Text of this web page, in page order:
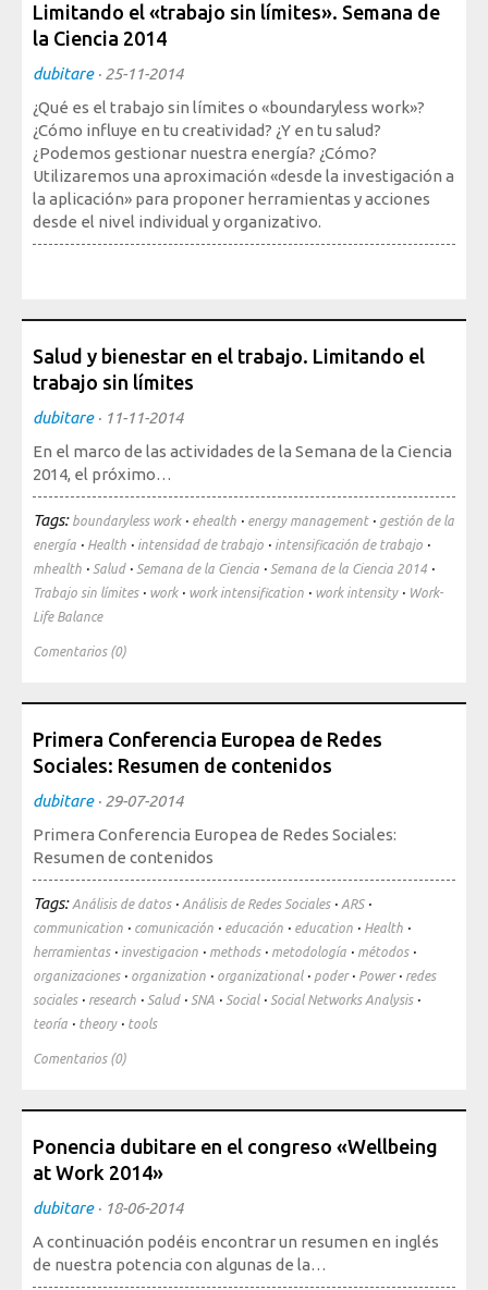
Limitando el «trabajo sin límites». Semana de
la Ciencia 2014
dubitare· 25-11-2014
¿Qué es el trabajo sin límites o «boundaryless work»?
¿Cómo influye en tu creatividad? ¿Y en tu salud?
¿Podemos gestionar nuestra energía? ¿Cómo?
Utilizaremos una aproximación «desde la investigación a
la aplicación» para proponer herramientas y acciones
desde el nivel individual y organizativo.
Salud y bienestar en el trabajo. Limitando el
trabajo sin límites
dubitare· 11-11-2014
En el marco de las actividades de la Semana de la Ciencia
2014, el próximo…
Tags: boundaryless work· ehealth · energy management· gestión de la
energía · Health · intensidad de trabajo · intensificación de trabajo ·
mhealth · Salud· Semana de la Ciencia · Semana de la Ciencia 2014 ·
Trabajo sin límites· work· work intensification · work intensity· Work-
Life Balance
Comentarios (0)
Primera Conferencia Europea de Redes
Sociales: Resumen de contenidos
dubitare· 29-07-2014
Primera Conferencia Europea de Redes Sociales:
Resumen de contenidos
Tags: Análisis de datos· Análisis de Redes Sociales· ARS·
communication · comunicación · educación · education · Health ·
herramientas· investigacion · methods· metodología · métodos·
organizaciones· organization · organizational· poder· Power· redes
sociales· research · Salud· SNA · Social· Social Networks Analysis·
teoría · theory· tools
Comentarios (0)
Ponencia dubitare en el congreso «Wellbeing
at Work 2014»
dubitare· 18-06-2014
A continuación podéis encontrar un resumen en inglés
de nuestra potencia con algunas de la…